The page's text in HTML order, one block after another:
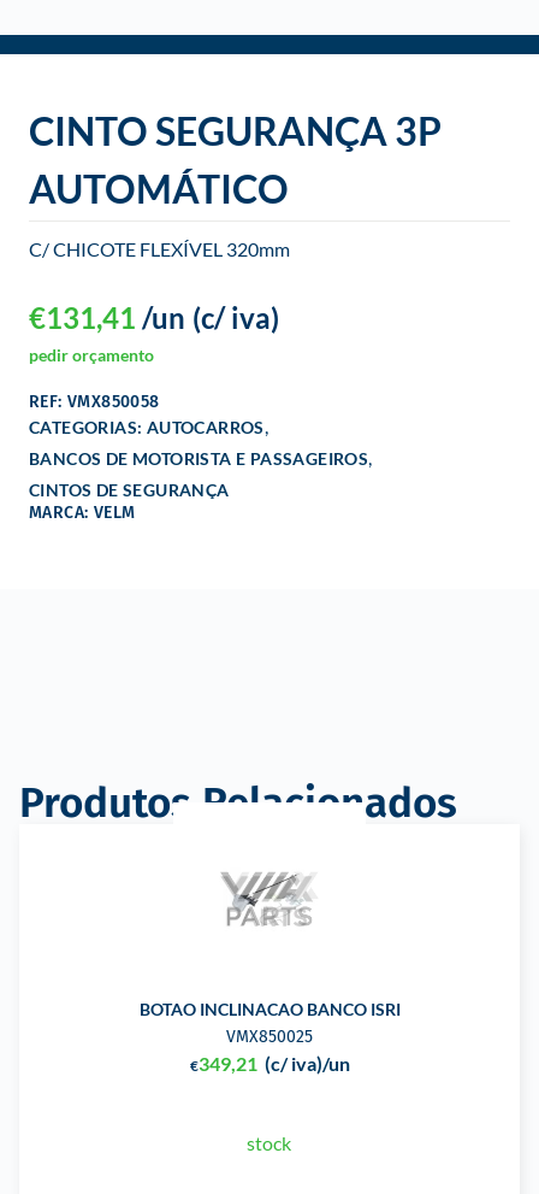
CINTO SEGURANÇA 3P
AUTOMÁTICO
C/ CHICOTE FLEXÍVEL 320mm
€131,41 (c/ iva)
/un
pedir orçamento
REF: VMX850058
CATEGORIAS: AUTOCARROS,
BANCOS DE MOTORISTA E PASSAGEIROS,
CINTOS DE SEGURANÇA
MARCA: VELM
Produtos Relacionados
BOTAO INCLINACAO BANCO ISRI
VMX850025
€349,21 (c/ iva)/un
stock